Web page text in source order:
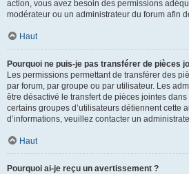
action, vous avez besoin des permissions
modérateur ou un administrateur du forum afin
Haut
Pourquoi ne puis-je pas transférer de pièces
Les permissions permettant de transférer des
par forum, par groupe ou par utilisateur. Les
être désactivé le transfert de pièces jointes
certains groupes d’utilisateurs détiennent cette
d’informations, veuillez contacter un
Haut
Pourquoi ai-je reçu un avertissement ?